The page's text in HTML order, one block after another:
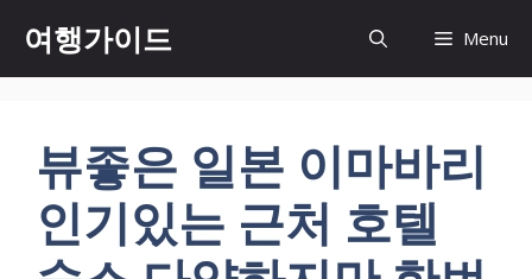
츠
여행가이드 Menu
뷰좋은 일본 이마바리
인기있는 근처 호텔